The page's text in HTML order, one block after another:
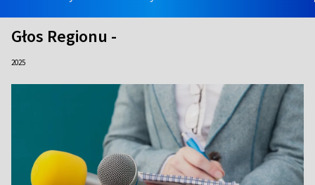
Głos Regionu -
2025